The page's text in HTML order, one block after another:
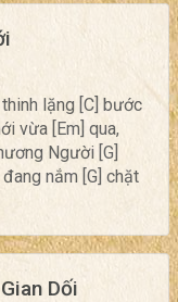
lặng [C] bước
vừa [Em] qua,
Người [G]
nắm [G] chặt
Dối